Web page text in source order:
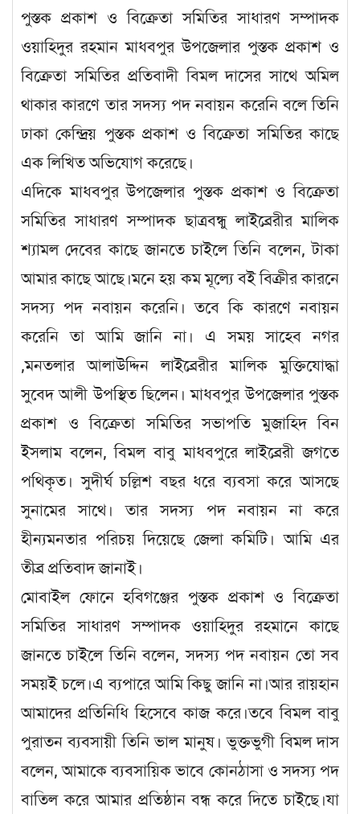
পুস্তক প্রকাশ ও বিক্রেতা সমিতির সাধারণ সম্পাদক
ওয়াহিদুর রহমান মাধবপুর উপজেলার পুস্তক প্রকাশ ও
বিক্রেতা সমিতির প্রতিবাদী বিমল দাসের সাথে অমিল
থাকার কারণে তার সদস্য পদ নবায়ন করেনি বলে তিনি
ঢাকা কেন্দ্রিয় পুস্তক প্রকাশ ও বিক্রেতা সমিতির কাছে
এক লিখিত অভিযোগ করেছে।
এদিকে মাধবপুর উপজেলার পুস্তক প্রকাশ ও বিক্রেতা
সমিতির সাধারণ সম্পাদক ছাত্রবন্ধু লাইব্রেরীর মালিক
শ্যামল দেবের কাছে জানতে চাইলে তিনি বলেন, টাকা
আমার কাছে আছে।মনে হয় কম মূল্যে বই বিক্রীর কারনে
সদস্য পদ নবায়ন করেনি। তবে কি কারণে নবায়ন
করেনি তা আমি জানি না। এ সময় সাহেব নগর
,মনতলার আলাউদ্দিন লাইব্রেরীর মালিক মুক্তিযোদ্ধা
সুবেদ আলী উপস্থিত ছিলেন। মাধবপুর উপজেলার পুস্তক
প্রকাশ ও বিক্রেতা সমিতির সভাপতি মুজাহিদ বিন
ইসলাম বলেন, বিমল বাবু মাধবপুরে লাইব্রেরী জগতে
পথিকৃত। সুদীর্ঘ চল্লিশ বছর ধরে ব্যবসা করে আসছে
সুনামের সাথে। তার সদস্য পদ নবায়ন না করে
হীন্যমনতার পরিচয় দিয়েছে জেলা কমিটি। আমি এর
তীব্র প্রতিবাদ জানাই।
মোবাইল ফোনে হবিগঞ্জের পুস্তক প্রকাশ ও বিক্রেতা
সমিতির সাধারণ সম্পাদক ওয়াহিদুর রহমানে কাছে
জানতে চাইলে তিনি বলেন, সদস্য পদ নবায়ন তো সব
সময়ই চলে।এ ব্যপারে আমি কিছু জানি না।আর রায়হান
আমাদের প্রতিনিধি হিসেবে কাজ করে।তবে বিমল বাবু
পুরাতন ব্যবসায়ী তিনি ভাল মানুষ। ভুক্তভুগী বিমল দাস
বলেন, আমাকে ব্যবসায়িক ভাবে কোনঠাসা ও সদস্য পদ
বাতিল করে আমার প্রতিষ্ঠান বন্ধ করে দিতে চাইছে।যা